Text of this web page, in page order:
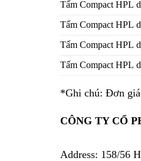
Tấm Compact HPL
Tấm Compact HPL
Tấm Compact HPL
Tấm Compact HPL
*Ghi chú: Đơn giá
CÔNG TY CỔ
Address: 158/56